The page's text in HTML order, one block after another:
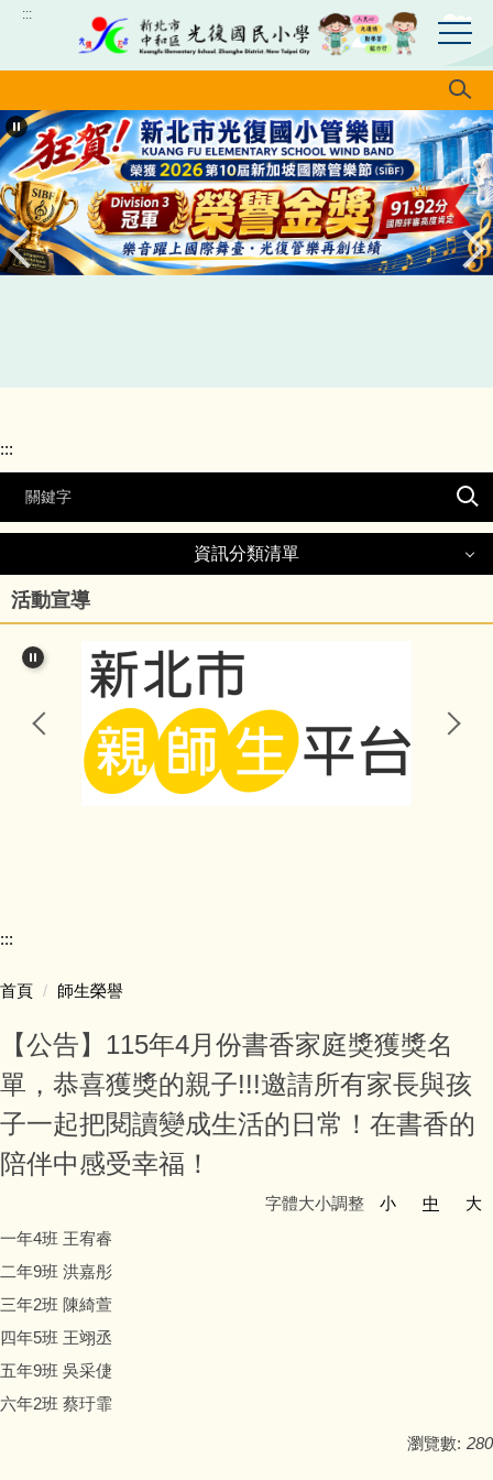
跳
內
容
區
:::
:::
資訊分類清單
活動宣導
:::
首頁 師生榮譽
【公告】115年4月份書香家庭獎獲獎名
單，恭喜獲獎的親子!!!邀請所有家長與孩
子一起把閱讀變成生活的日常！在書香的
陪伴中感受幸福！
字體大小調整 小 中
大
一年4班 王宥睿
二年9班 洪嘉彤
三年2班 陳綺萱
四年5班 王翊丞
五年9班 吳采倢
六年2班 蔡玗霏
瀏覽數: 280